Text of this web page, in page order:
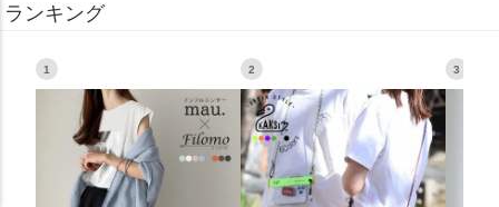
ランキング
1 2 3